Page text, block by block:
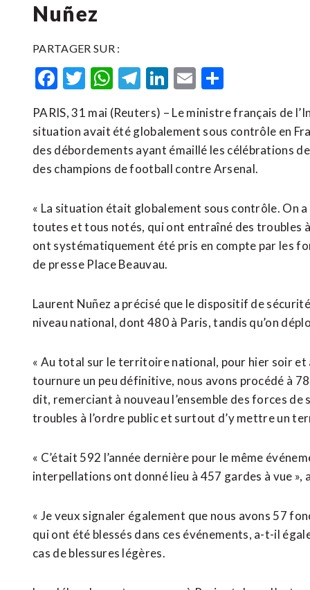
Nuñez
PARTAGER SUR :
Facebook
Twitter
WhatsApp
Telegram
LinkedIn
Email
PARIS, 31 mai (Reuters) – Le ministre français de
situation avait été globalement sous contrôle en
des débordements ayant émaillé les célébrations
des champions de football contre Arsenal.
« La situation était globalement sous contrôle. On
toutes ‌et tous notés, qui ont entraîné des troubles
ont systématiquement été pris en compte par les
de ‌presse Place Beauvau.
Laurent Nuñez a précisé que le dispositif de
niveau national, dont 480 à Paris, tandis qu’on
« Au total ​sur le territoire national, pour hier soir
tournure un peu définitive, nous avons procédé à
dit, remerciant à nouveau l’ensemble des forces
troubles à l’ordre public et surtout d’y mettre un
« C’était 592 l’année dernière pour le même
interpellations ont donné lieu à 457 gardes à vue »,
« Je veux signaler également ⁠que nous avons 57
qui ont été blessés dans ces événements, a-t-il
cas de blessures légères.